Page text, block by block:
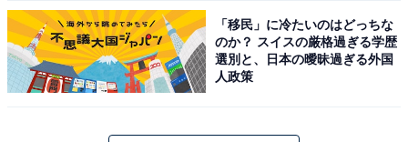
「移民」に冷たいのはどっちな
のか？ スイスの厳格過ぎる学歴
選別と、日本の曖昧過ぎる外国
人政策